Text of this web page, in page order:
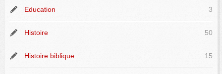
Education 3
Histoire 50
Histoire biblique 15